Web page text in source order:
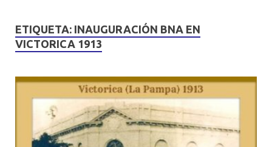
ETIQUETA: INAUGURACIÓN BNA EN
VICTORICA 1913